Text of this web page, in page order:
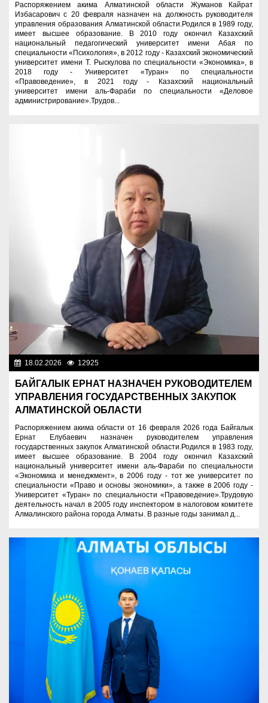
Распоряжением акима Алматинской области Жуманов Кайрат
Избасарович с 20 февраля назначен на должность руководителя
управления образования Алматинской области.Родился в 1989 году,
имеет высшее образование. В 2010 году окончил Казахский
национальный педагогический университет имени Абая по
специальности «Психология», в 2012 году - Казахский экономический
университет имени Т. Рыскулова по специальности «Экономика», в
2018 году - Университет «Туран» по специальности
«Правоведение», в 2021 году - Казахский национальный
университет имени аль-Фараби по специальности «Деловое
администрирование».Трудов...
18.02.2026 12925
БАЙГАЛЫК ЕРНАТ НАЗНАЧЕН РУКОВОДИТЕЛЕМ
УПРАВЛЕНИЯ ГОСУДАРСТВЕННЫХ ЗАКУПОК
АЛМАТИНСКОЙ ОБЛАСТИ
Распоряжением акима области от 16 февраля 2026 года Байгалык
Ернат Елубаевич назначен руководителем управления
государственных закупок Алматинской области.Родился в 1983 году,
имеет высшее образование. В 2004 году окончил Казахский
национальный университет имени аль-Фараби по специальности
«Экономика и менеджмент», в 2006 году - тот же университет по
специальности «Право и основы экономики», а также в 2006 году -
Университет «Туран» по специальности «Правоведение».Трудовую
деятельность начал в 2005 году инспектором в налоговом комитете
Алмалинского района города Алматы. В разные годы занимал д...